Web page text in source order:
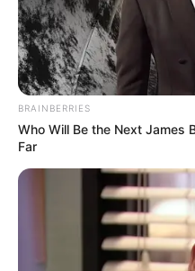
Discover 15 Surprising
Bible